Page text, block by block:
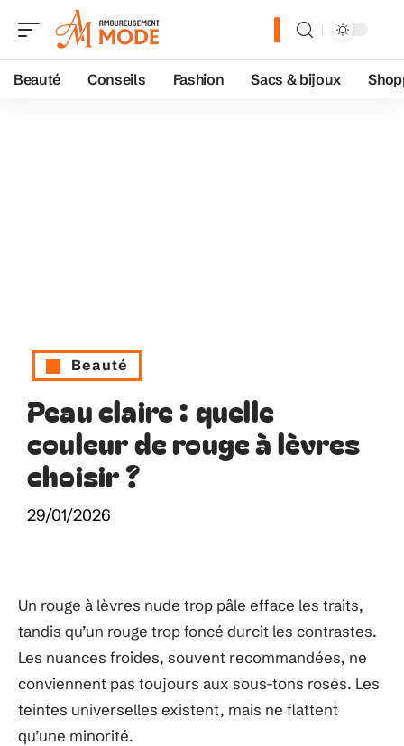
Beauté Conseils Fashion Sacs & bijoux
Beauté
Peau claire : quelle
couleur de rouge à lèvres
choisir ?
29/01/2026
Un rouge à lèvres nude trop pâle efface les traits,
tandis qu’un rouge trop foncé durcit les contrastes.
Les nuances froides, souvent recommandées, ne
conviennent pas toujours aux sous-tons rosés. Les
teintes universelles existent, mais ne flattent
qu’une minorité.